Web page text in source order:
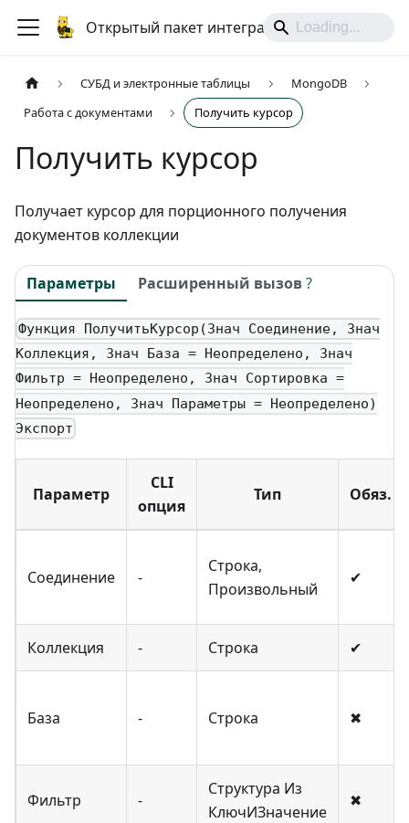
Открытый пакет интеграций
СУБД и электронные таблицы
MongoDB
Работа с документами
Получить курсор
Получить курсор
Получает курсор для порционного получения
документов коллекции
Параметры Расширенный вызов?
Функция ПолучитьКурсор(Знач Соединение, Знач
Коллекция, Знач База = Неопределено, Знач
Фильтр = Неопределено, Знач Сортировка =
Неопределено, Знач Параметры = Неопределено)
Экспорт
Параметр
CLI
опция
Тип Обяз.
Соединение -
Строка,
Произвольный
✔
Коллекция - Строка ✔
База - Строка ✖
Фильтр -
Структура Из
КлючИЗначение
✖